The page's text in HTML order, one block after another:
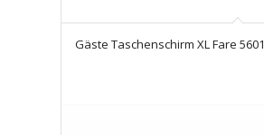
Gäste Taschenschirm XL Fare 5601